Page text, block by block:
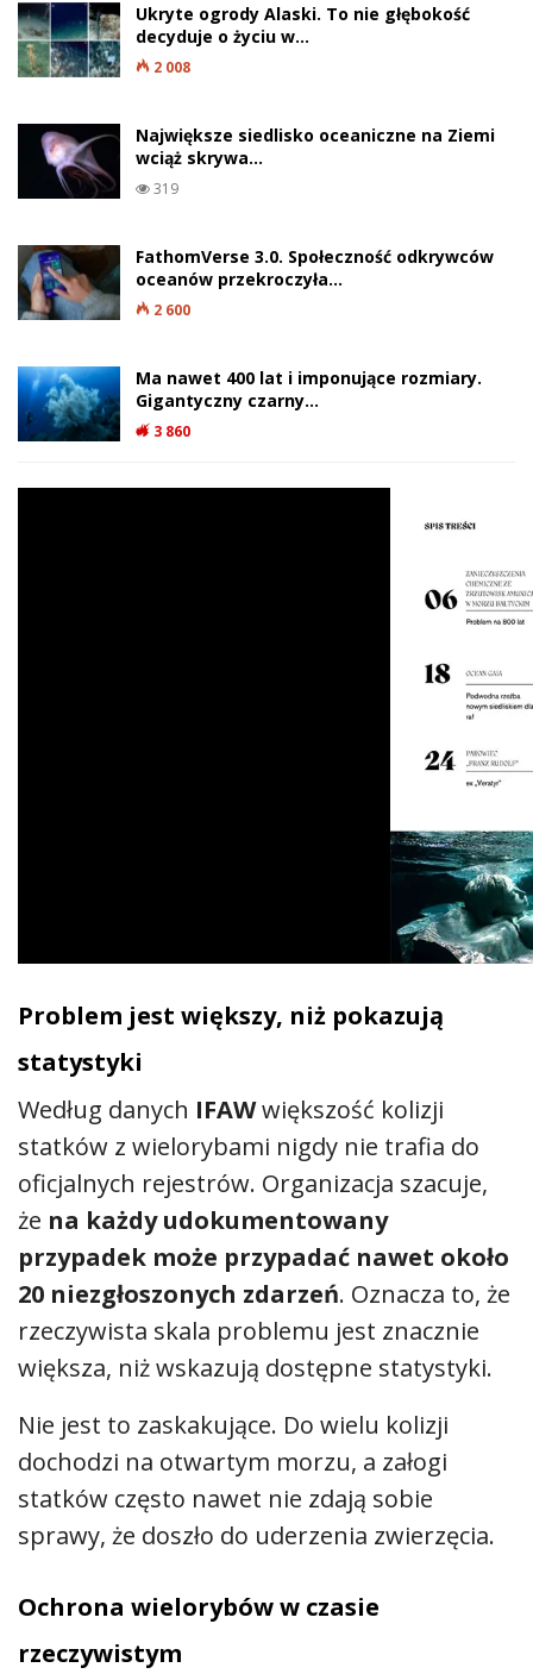
Ukryte ogrody Alaski. To nie głębokość
decyduje o życiu w…
2 008
Największe siedlisko oceaniczne na Ziemi
wciąż skrywa…
319
FathomVerse 3.0. Społeczność odkrywców
oceanów przekroczyła…
2 600
Ma nawet 400 lat i imponujące rozmiary.
Gigantyczny czarny…
3 860
Problem jest większy, niż pokazują
statystyki
Według danych IFAWwiększość kolizji
statków z wielorybami nigdy nie trafia do
oficjalnych rejestrów. Organizacja szacuje,
że na każdy udokumentowany
przypadek może przypadać nawet około
20 niezgłoszonych zdarzeń. Oznacza to, że
rzeczywista skala problemu jest znacznie
większa, niż wskazują dostępne statystyki.
Nie jest to zaskakujące. Do wielu kolizji
dochodzi na otwartym morzu, a załogi
statków często nawet nie zdają sobie
sprawy, że doszło do uderzenia zwierzęcia.
Ochrona wielorybów w czasie
rzeczywistym